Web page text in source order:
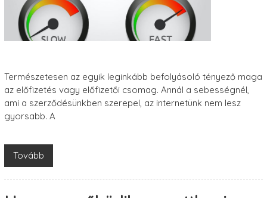
Természetesen az egyik leginkább befolyásoló tényező maga
az előfizetés vagy előfizetői csomag. Annál a sebességnél,
ami a szerződésünkben szerepel, az internetünk nem lesz
gyorsabb. A
Tovább